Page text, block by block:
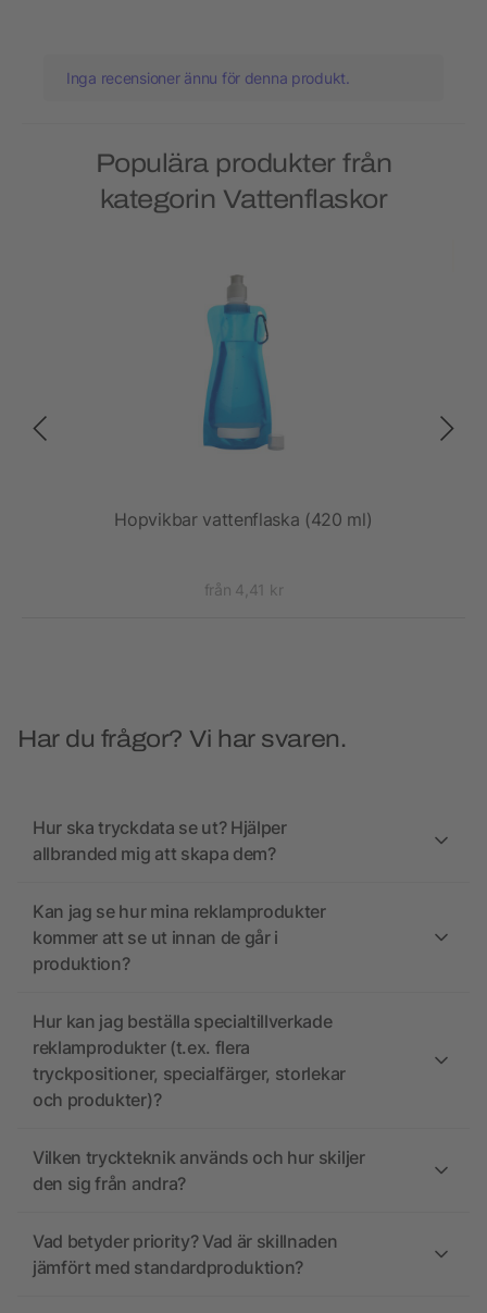
Inga recensioner ännu för denna produkt.
Populära produkter från
kategorin Vattenflaskor
Hopvikbar vattenflaska (420 ml)
från 4,41 kr
Har du frågor? Vi har svaren.
Hur ska tryckdata se ut? Hjälper
allbranded mig att skapa dem?
Kan jag se hur mina reklamprodukter
kommer att se ut innan de går i
produktion?
Hur kan jag beställa specialtillverkade
reklamprodukter (t.ex. flera
tryckpositioner, specialfärger, storlekar
och produkter)?
Vilken tryckteknik används och hur skiljer
den sig från andra?
Vad betyder priority? Vad är skillnaden
jämfört med standardproduktion?